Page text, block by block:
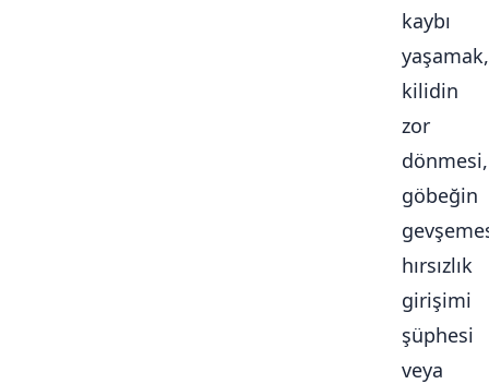
kaybı
yaşamak,
kilidin
zor
dönmesi,
göbeğin
hırsızlık
girişimi
şüphesi
veya